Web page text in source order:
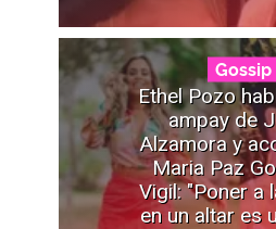
Gossip
Ethel Pozo
ampay de
Alzamora y
Maria Paz
Vigil: "Poner a
en un altar es